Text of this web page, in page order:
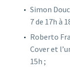
Simon
7 de 17h à
Roberto
Cover et
15h ;